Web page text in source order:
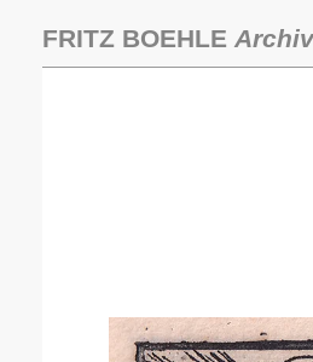
FRITZ BOEHLE Archiv